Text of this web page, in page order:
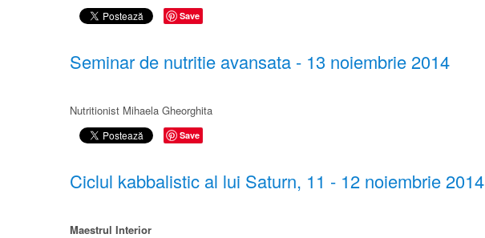
Save
Seminar de nutritie ​avansata​ - 13 noiembrie 2014
Nutritionist Mihaela Gheorghita
Save
Ciclul kabbalistic al lui Saturn, 11 - 12 noiembrie 2014
Maestrul Interior